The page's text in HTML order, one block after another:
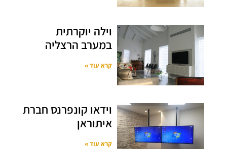
וילה יוקרתית
במערב הרצליה
קרא עוד »
וידאו קונפרנס חברת
איתוראן
קרא עוד »